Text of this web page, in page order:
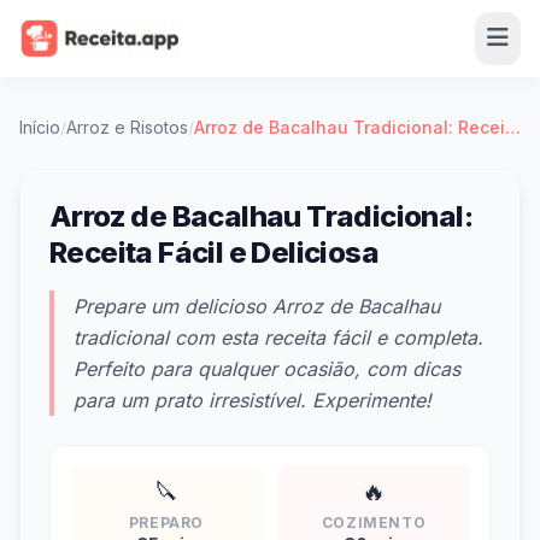
Início/Arroz e Risotos/ Arroz de Bacalhau Tradicional: Receita Fácil e Deliciosa
Arroz de Bacalhau Tradicional:
Receita Fácil e Deliciosa
Prepare um delicioso Arroz de Bacalhau
tradicional com esta receita fácil e completa.
Perfeito para qualquer ocasião, com dicas
para um prato irresistível. Experimente!
🔪
PREPARO
🔥
COZIMENTO